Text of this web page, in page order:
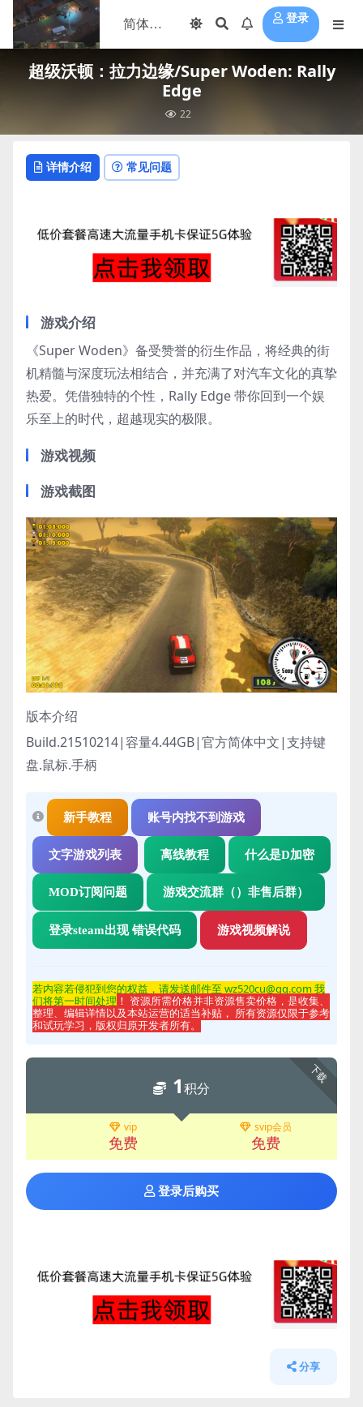
登录
超级沃顿：拉力边缘/Super Woden: Rally
Edge
22
详情介绍 常见问题
游戏介绍
《Super Woden》备受赞誉的衍生作品，将经典的街
机精髓与深度玩法相结合，并充满了对汽车文化的真挚
热爱。凭借独特的个性，Rally Edge 带你回到一个娱
乐至上的时代，超越现实的极限。
游戏视频
游戏截图
版本介绍
Build.21510214|容量4.44GB|官方简体中文|支持键
盘.鼠标.手柄
新手教程 账号内找不到游戏
文字游戏列表 离线教程 什么是D加密
MOD订阅问题 游戏交流群（）非售后群）
登录steam出现 错误代码 游戏视频解说
若内容若侵犯到您的权益，请发送邮件至 wz520cu@qq.com 我
们将第一时间处理 ！ 资源所需价格并非资源售卖价格，是收集、
整理、编辑详情以及本站运营的适当补贴， 所有资源仅限于参考
和试玩学习，版权归原开发者所有。
下载
1积分
vip
免费
svip会员
免费
登录后购买
分享